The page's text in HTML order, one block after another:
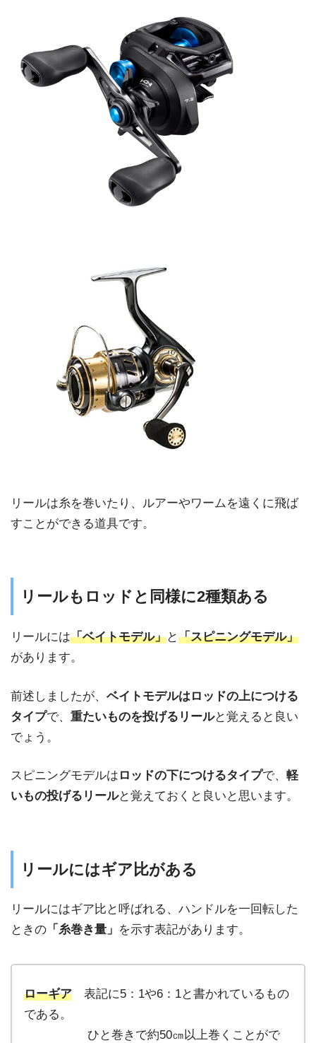
リールは糸を巻いたり、ルアーやワームを遠くに飛ば
すことができる道具です。
リールもロッドと同様に2種類ある
リールには「ベイトモデル」と「スピニングモデル」
があります。
前述しましたが、 ベイトモデルはロッドの上につける
タイプで、 重たいものを投げるリールと覚えると良い
でょう。
スピニングモデルは ロッドの下につけるタイプで、 軽
いもの投げるリールと覚えておくと良いと思います。
リールにはギア比がある
リールにはギア比と呼ばれる、ハンドルを一回転した
ときの 「糸巻き量」 を示す表記があります。
ローギア 表記に5：1や6：1と書かれているもの
である。
ひと巻きで約50㎝以上巻くことがで